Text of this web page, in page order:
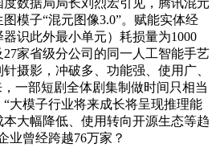
数据局局长刘烈宏引见，腾讯混元
模子“混元图像3.0”。赋能实体经
识此外最小单元）耗损量为1000
家省级分公司的同一人工智能手艺
摄影，冲破多、功能强、使用广、
一部短剧全体剧集制做时间只相当
大模子行业将来成长将呈现推理能
大幅降低、使用转向开源生态等趋
业曾经跨越76万家？